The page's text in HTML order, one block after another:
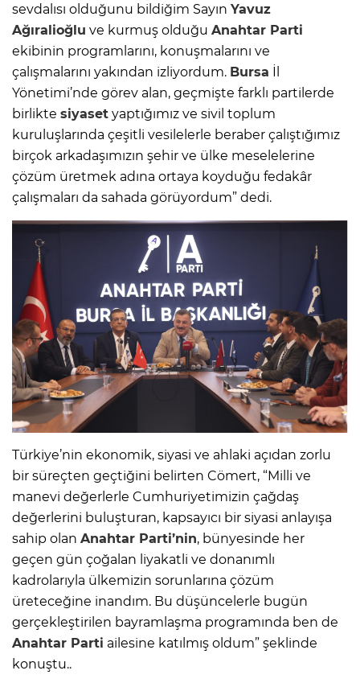
sevdalısı olduğunu bildiğim Sayın Yavuz
Ağıralioğlu ve kurmuş olduğu Anahtar Parti
ekibinin programlarını, konuşmalarını ve
çalışmalarını yakından izliyordum. Bursa İl
Yönetimi’nde görev alan, geçmişte farklı partilerde
birlikte siyaset yaptığımız ve sivil toplum
kuruluşlarında çeşitli vesilelerle beraber çalıştığımız
birçok arkadaşımızın şehir ve ülke meselelerine
çözüm üretmek adına ortaya koyduğu fedakâr
çalışmaları da sahada görüyordum” dedi.
Türkiye’nin ekonomik, siyasi ve ahlaki açıdan zorlu
bir süreçten geçtiğini belirten Cömert, “Milli ve
manevi değerlerle Cumhuriyetimizin çağdaş
değerlerini buluşturan, kapsayıcı bir siyasi anlayışa
sahip olan Anahtar Parti’nin, bünyesinde her
geçen gün çoğalan liyakatli ve donanımlı
kadrolarıyla ülkemizin sorunlarına çözüm
üreteceğine inandım. Bu düşüncelerle bugün
gerçekleştirilen bayramlaşma programında ben de
Anahtar Parti ailesine katılmış oldum” şeklinde
konuştu..